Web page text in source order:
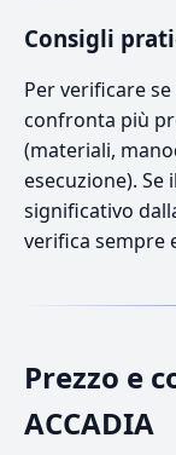
Consigli
Per verificare
confronta più
(materiali,
esecuzione).
significativo
verifica sempre
Prezzo e
ACCADIA